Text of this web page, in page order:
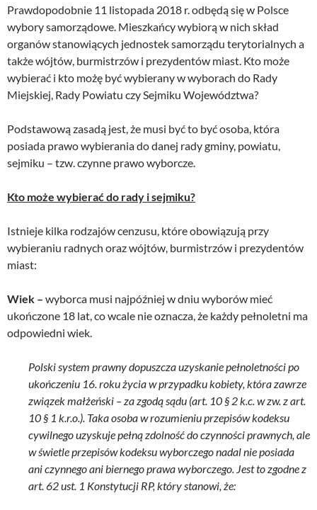
Prawdopodobnie 11 listopada 2018 r. odbędą się w Polsce
wybory samorządowe. Mieszkańcy wybiorą w nich skład
organów stanowiących jednostek samorządu terytorialnych a
także wójtów, burmistrzów i prezydentów miast. Kto może
wybierać i kto możę być wybierany w wyborach do Rady
Miejskiej, Rady Powiatu czy Sejmiku Województwa?
Podstawową zasadą jest, że musi być to być osoba, która
posiada prawo wybierania do danej rady gminy, powiatu,
sejmiku – tzw. czynne prawo wyborcze.
Kto może wybierać do rady i sejmiku?
Istnieje kilka rodzajów cenzusu, które obowiązują przy
wybieraniu radnych oraz wójtów, burmistrzów i prezydentów
miast:
Wiek – wyborca musi najpóźniej w dniu wyborów mieć
ukończone 18 lat, co wcale nie oznacza, że każdy pełnoletni ma
odpowiedni wiek.
Polski system prawny dopuszcza uzyskanie pełnoletności po
ukończeniu 16. roku życia w przypadku kobiety, która zawrze
związek małżeński – za zgodą sądu (art. 10 § 2 k.c. w zw. z art.
10 § 1 k.r.o.). Taka osoba w rozumieniu przepisów kodeksu
cywilnego uzyskuje pełną zdolność do czynności prawnych, ale
w świetle przepisów kodeksu wyborczego nadal nie posiada
ani czynnego ani biernego prawa wyborczego. Jest to zgodne z
art. 62 ust. 1 Konstytucji RP, który stanowi, że: